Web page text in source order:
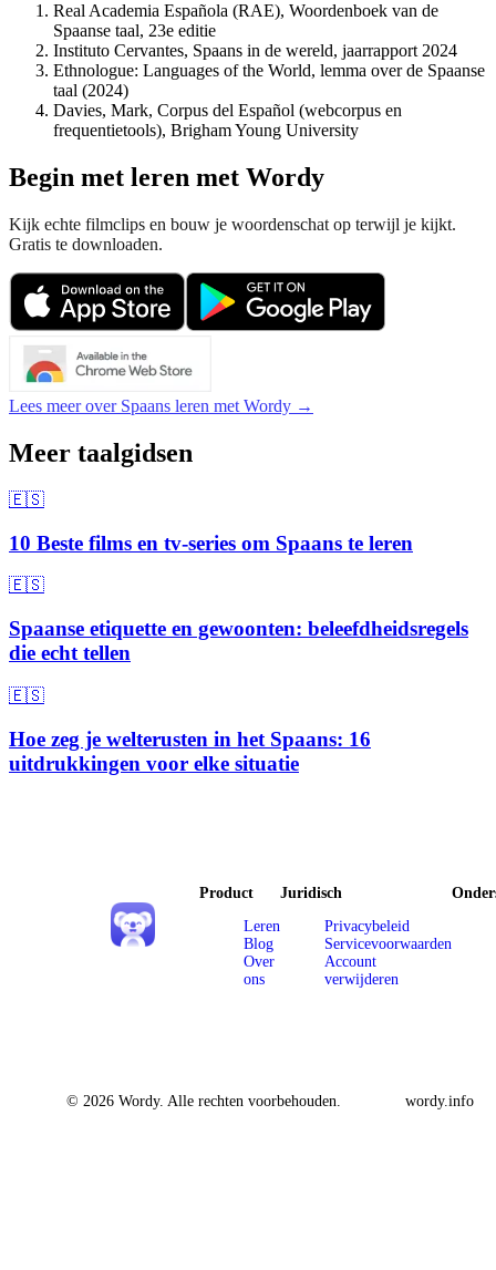
Real Academia Española (RAE), Woordenboek van de
Spaanse taal, 23e editie
Instituto Cervantes, Spaans in de wereld, jaarrapport 2024
Ethnologue: Languages of the World, lemma over de Spaanse
taal (2024)
Davies, Mark, Corpus del Español (webcorpus en
frequentietools), Brigham Young University
Begin met leren met Wordy
Kijk echte filmclips en bouw je woordenschat op terwijl je kijkt.
Gratis te downloaden.
Lees meer over Spaans leren met Wordy →
Meer taalgidsen
🇪🇸
10 Beste films en tv-series om Spaans te leren
🇪🇸
Spaanse etiquette en gewoonten: beleefdheidsregels
die echt tellen
🇪🇸
Hoe zeg je welterusten in het Spaans: 16
uitdrukkingen voor elke situatie
Product
Leren
Blog
Over
ons
Juridisch
Privacybeleid
Servicevoorwaarden
Account
verwijderen
© 2026 Wordy. Alle rechten voorbehouden. wordy.info